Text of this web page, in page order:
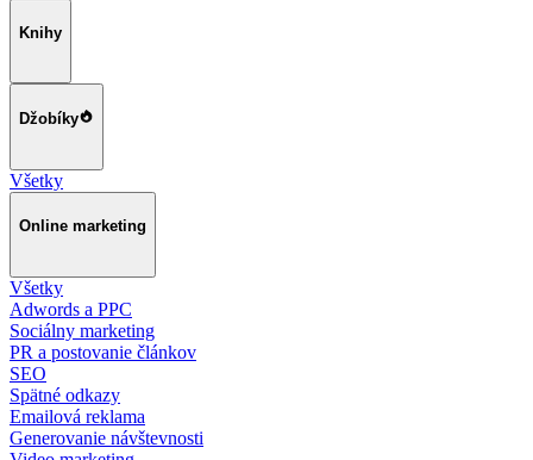
Knihy
Džobíky
Všetky
Online marketing
Všetky
Adwords a PPC
Sociálny marketing
PR a postovanie článkov
SEO
Spätné odkazy
Emailová reklama
Generovanie návštevnosti